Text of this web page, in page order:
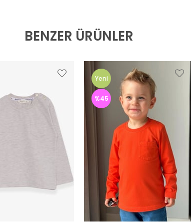
BENZER ÜRÜNLER
%45
Yeni
Ürün